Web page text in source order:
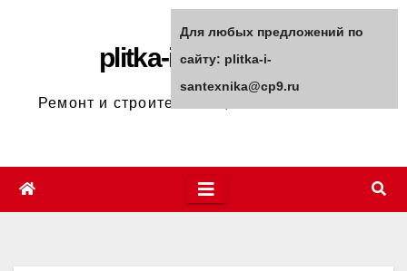
plitka-i-santexnika
Ремонт и строительство, полезные советы
Для любых предложений по
сайту: plitka-i-
santexnika@cp9.ru